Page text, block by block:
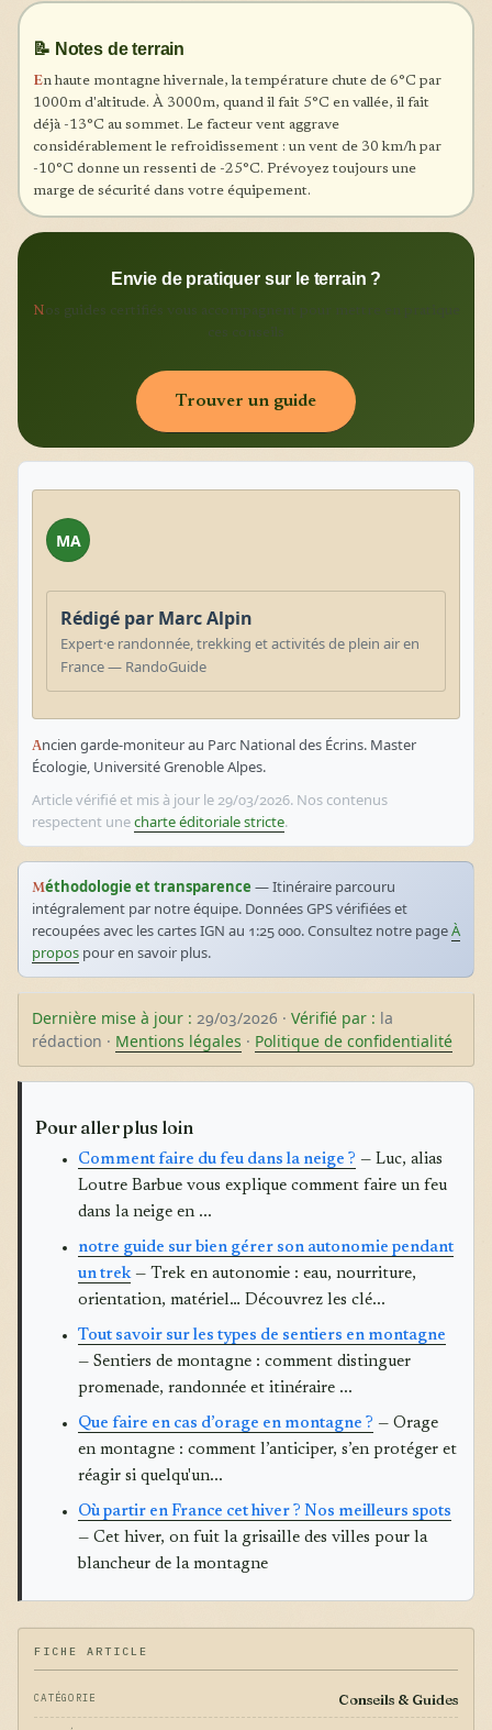
📝 Notes de terrain
En haute montagne hivernale, la température chute de 6°C par
1000m d'altitude. À 3000m, quand il fait 5°C en vallée, il fait
déjà -13°C au sommet. Le facteur vent aggrave
considérablement le refroidissement : un vent de 30 km/h par
-10°C donne un ressenti de -25°C. Prévoyez toujours une
marge de sécurité dans votre équipement.
Envie de pratiquer sur le terrain ?
Nos guides certifiés vous accompagnent pour mettre en pratique
ces conseils
Trouver un guide
MA
Rédigé par Marc Alpin
Expert·e randonnée, trekking et activités de plein air en
France — RandoGuide
Ancien garde-moniteur au Parc National des Écrins. Master
Écologie, Université Grenoble Alpes.
Article vérifié et mis à jour le 29/03/2026. Nos contenus
respectent unecharte éditoriale stricte.
Méthodologie et transparence — Itinéraire parcouru
intégralement par notre équipe. Données GPS vérifiées et
recoupées avec les cartes IGN au 1:25 000. Consultez notre pageÀ
propos pour en savoir plus.
Dernière mise à jour : 29/03/2026 · Vérifié par : la
rédaction · Mentions légales · Politique de confidentialité
Pour aller plus loin
Comment faire du feu dans la neige ? — Luc, alias
Loutre Barbue vous explique comment faire un feu
dans la neige en ...
notre guide sur bien gérer son autonomie pendant
un trek— Trek en autonomie : eau, nourriture,
orientation, matériel… Découvrez les clé...
Tout savoir sur les types de sentiers en montagne
— Sentiers de montagne : comment distinguer
promenade, randonnée et itinéraire ...
Que faire en cas d’orage en montagne ? — Orage
en montagne : comment l’anticiper, s’en protéger et
réagir si quelqu'un...
Où partir en France cet hiver ? Nos meilleurs spots
— Cet hiver, on fuit la grisaille des villes pour la
blancheur de la montagne
FICHE ARTICLE
CATÉGORIE Conseils & Guides